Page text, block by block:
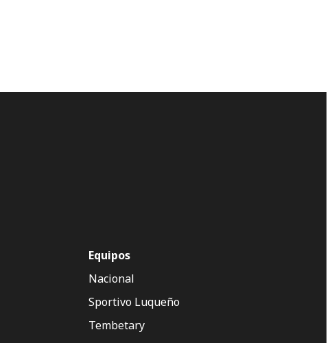
Equipos
Nacional
Sportivo Luqueño
Tembetary